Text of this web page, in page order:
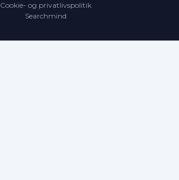
Cookie- og privatlivspolitik
Searchmind